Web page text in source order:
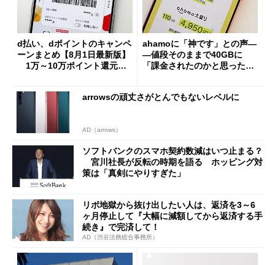
d払い、dポイントのキャンペ
ーンまとめ【8月1日最新版】
1万～10万ポイント還元の
ahamoに「神です」との声―
―値段そのままで40GBに
「課金されたのかと思った」
arrowsの頑丈さがとんでもないレベルに
AD（arrows）
ソフトバンクのスマホ契約数減はいつ止まる？
宮川社長が反転の時期を語る ホッピング対
策は「真剣にやりすぎた」
リボ地獄から抜け出したい人は、返済を3～6
ヶ月停止して『大幅に減額してから返済する手
続き』で完済して！
AD（渋谷法務総合事務所）